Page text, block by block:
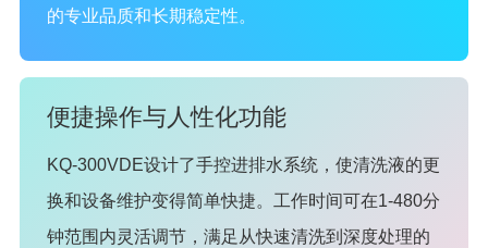
的专业品质和长期稳定性。
便捷操作与人性化功能
KQ-300VDE设计了手控进排水系统，使清洗液的更
换和设备维护变得简单快捷。工作时间可在1-480分
钟范围内灵活调节，满足从快速清洗到深度处理的